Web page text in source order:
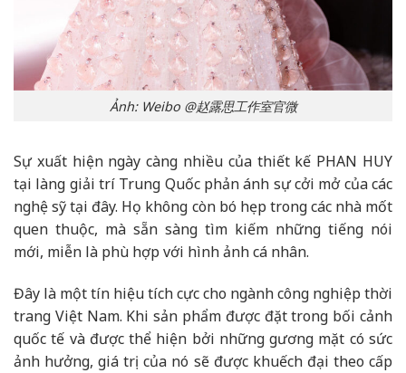
Ảnh: Weibo @赵露思工作室官微
Sự xuất hiện ngày càng nhiều của thiết kế PHAN HUY
tại làng giải trí Trung Quốc phản ánh sự cởi mở của các
nghệ sỹ tại đây. Họ không còn bó hẹp trong các nhà mốt
quen thuộc, mà sẵn sàng tìm kiếm những tiếng nói
mới, miễn là phù hợp với hình ảnh cá nhân.
Đây là một tín hiệu tích cực cho ngành công nghiệp thời
trang Việt Nam. Khi sản phẩm được đặt trong bối cảnh
quốc tế và được thể hiện bởi những gương mặt có sức
ảnh hưởng, giá trị của nó sẽ được khuếch đại theo cấp